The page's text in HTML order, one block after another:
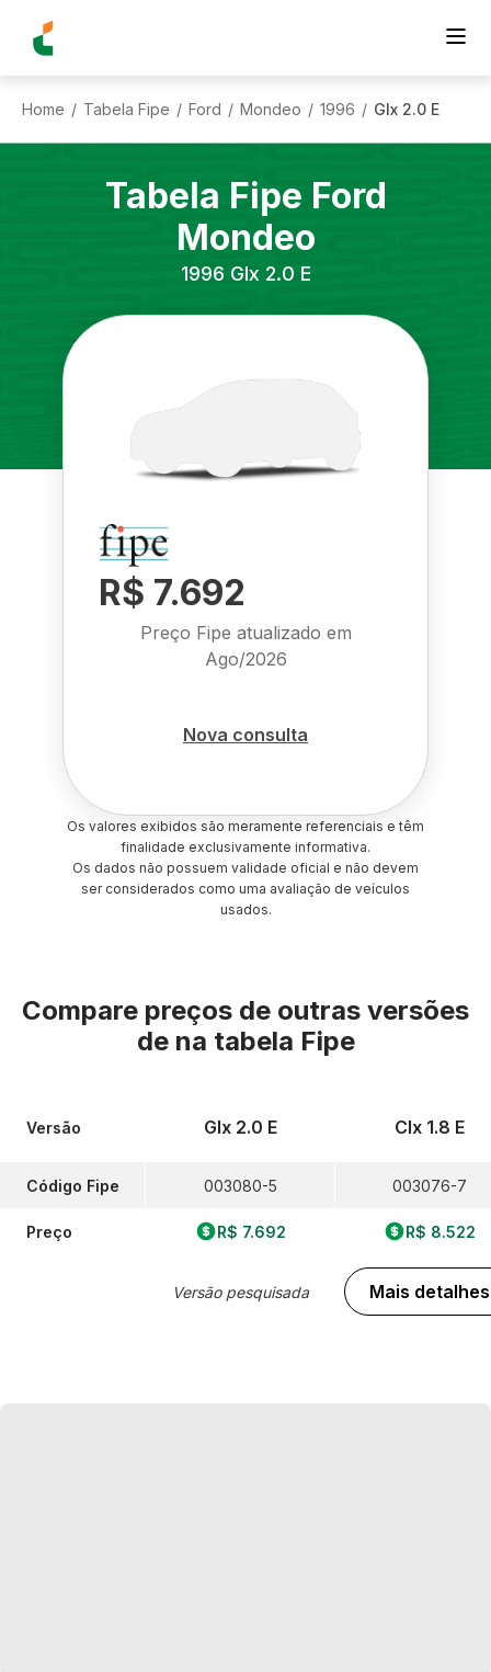
Home / Tabela Fipe / Ford / Mondeo / 1996 / Glx 2.0 E
Tabela Fipe Ford
Mondeo
1996 Glx 2.0 E
R$ 7.692
Preço Fipe atualizado em
Ago/2026
Nova consulta
Os valores exibidos são meramente referenciais e têm
finalidade exclusivamente informativa.
Os dados não possuem validade oficial e não devem
ser considerados como uma avaliação de veículos
usados.
Compare preços de outras versões
de na tabela Fipe
Versão
Código Fipe
Preço
Glx 2.0 E
003080-5
R$ 7.692
Versão pesquisada
Clx 1.8 E
003076-7
R$ 8.522
Mais detalhes